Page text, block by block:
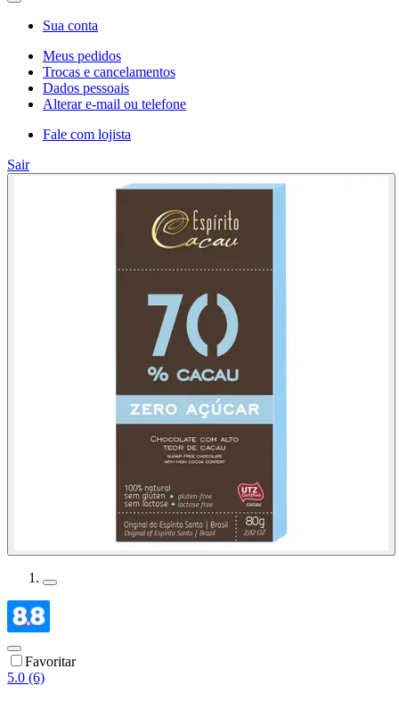
Sua conta
Meus pedidos
Trocas e cancelamentos
Dados pessoais
Alterar e-mail ou telefone
Fale com lojista
Sair
Favoritar
5.0 (6)